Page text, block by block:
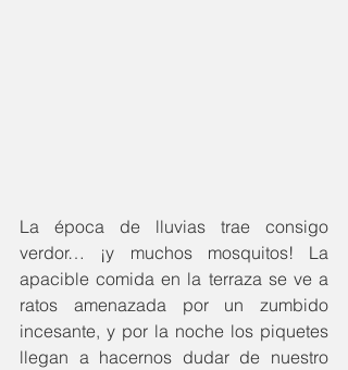
La época de lluvias trae consigo
verdor… ¡y muchos mosquitos! La
apacible comida en la terraza se ve a
ratos amenazada por un zumbido
incesante, y por la noche los piquetes
llegan a hacernos dudar de nuestro